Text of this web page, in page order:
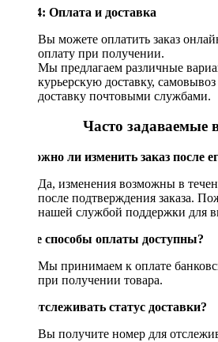
Шаг 4: Оплата и доставка
Вы можете оплатить заказ
оплату при получении.
Мы предлагаем различные
курьерскую доставку,
доставку почтовыми службами.
Часто задаваемые
Возможно ли изменить заказ после
Да, изменения возможны в
после подтверждения заказа.
нашей службой поддержки для
Какие способы оплаты доступны?
Мы принимаем к оплате
при получении товара.
Как отслеживать статус доставки?
Вы получите номер для